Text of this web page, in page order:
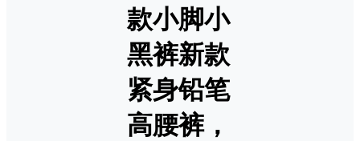
款小脚小
黑裤新款
紧身铅笔
高腰裤，